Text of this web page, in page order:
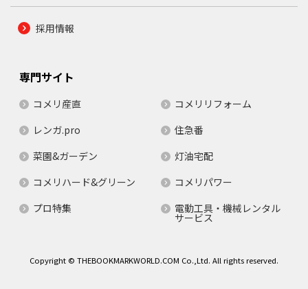
採用情報
専門サイト
コメリ産直
コメリリフォーム
レンガ.pro
住急番
菜園&ガーデン
灯油宅配
コメリハード&グリーン
コメリパワー
プロ特集
電動工具・機械レンタル
サービス
Copyright © THEBOOKMARKWORLD.COM Co.,Ltd. All rights reserved.